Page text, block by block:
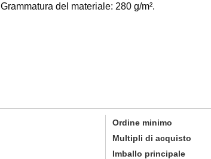
Grammatura del materiale: 280 g/m².
Ordine minimo
Multipli di acquisto
Imballo principale